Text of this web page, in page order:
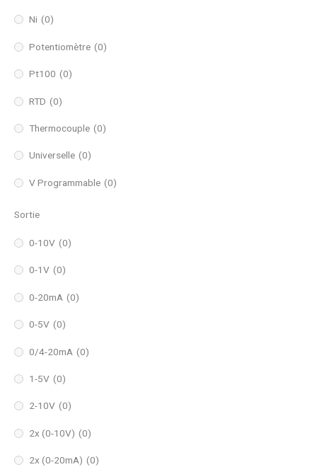
Ni (0)
Potentiomètre (0)
Pt100 (0)
RTD (0)
Thermocouple (0)
Universelle (0)
V Programmable (0)
Sortie
0-10V (0)
0-1V (0)
0-20mA (0)
0-5V (0)
0/4-20mA (0)
1-5V (0)
2-10V (0)
2x (0-10V) (0)
2x (0-20mA) (0)